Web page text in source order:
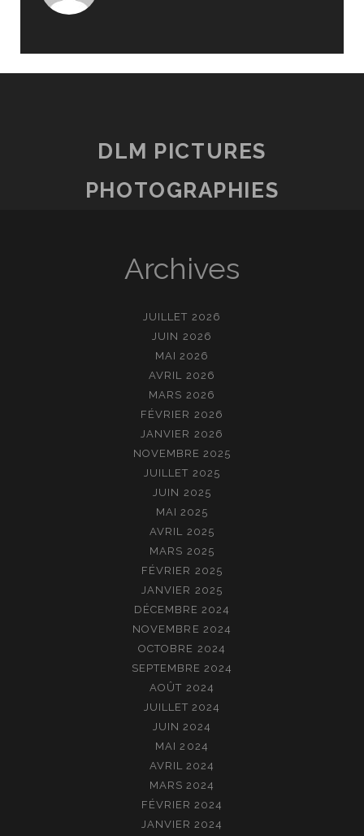
DLM PICTURES
PHOTOGRAPHIES
Archives
JUILLET 2026
JUIN 2026
MAI 2026
AVRIL 2026
MARS 2026
FÉVRIER 2026
JANVIER 2026
NOVEMBRE 2025
JUILLET 2025
JUIN 2025
MAI 2025
AVRIL 2025
MARS 2025
FÉVRIER 2025
JANVIER 2025
DÉCEMBRE 2024
NOVEMBRE 2024
OCTOBRE 2024
SEPTEMBRE 2024
AOÛT 2024
JUILLET 2024
JUIN 2024
MAI 2024
AVRIL 2024
MARS 2024
FÉVRIER 2024
JANVIER 2024